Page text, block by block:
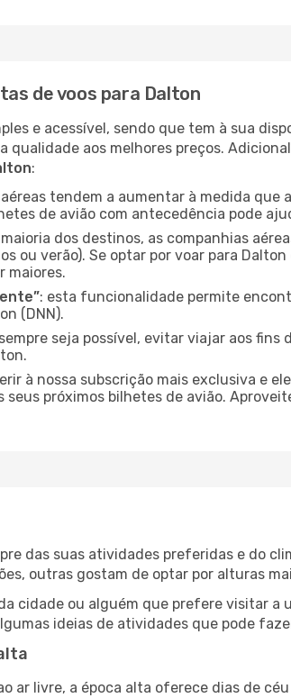
de voos para Dalton
e acessível, sendo que tem à sua
qualidade aos melhores preços.
:
tendem a aumentar à medida
de avião com antecedência pode
maioria dos destinos, as companhias
ou verão). Se optar por voar para
maiores.
: esta funcionalidade permite
(DNN).
seja possível, evitar viajar aos
à nossa subscrição mais exclusiva e
próximos bilhetes de avião.
das suas atividades preferidas e do
outras gostam de optar por alturas
cidade ou alguém que prefere visitar a
ideias de atividades que pode
ar livre, a época alta oferece dias de